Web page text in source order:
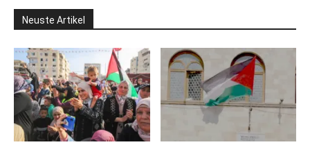
Neuste Artikel